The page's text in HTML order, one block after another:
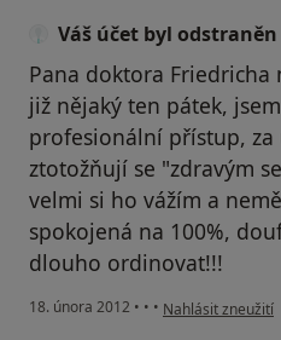
Váš účet byl odstraněn
Pana doktora
již nějaký ten pátek,
profesionální přístup, za
ztotožňují se "zdravým
velmi si ho vážím a
spokojená na 100%,
dlouho ordinovat!!!
18. února 2012 • • • podle názoru
Nahlásit zneužití